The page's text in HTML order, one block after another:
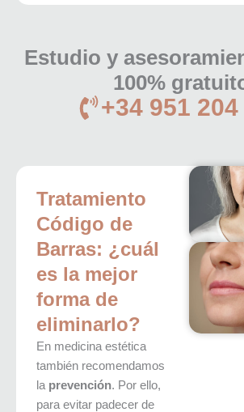
Estudio y
100%
+34 951 204
Tratamiento
Código de
Barras: ¿cuál
es la mejor
forma de
eliminarlo?
En medicina estética
también recomendamos
la prevención. Por ello,
para evitar padecer de